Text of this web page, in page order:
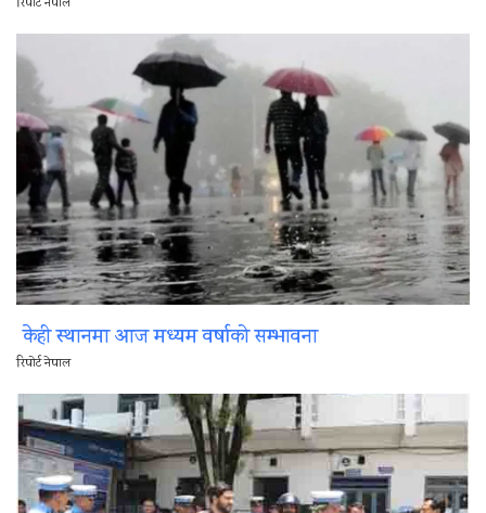
रिपोर्ट नेपाल
केही स्थानमा आज मध्यम वर्षाको सम्भावना
रिपोर्ट नेपाल